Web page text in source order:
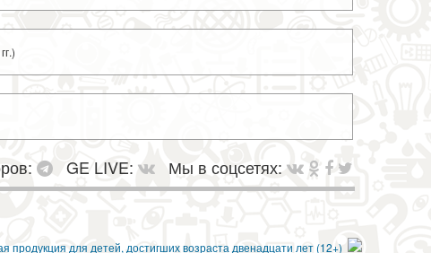
GE LIVE:
Мы в соцсетях: